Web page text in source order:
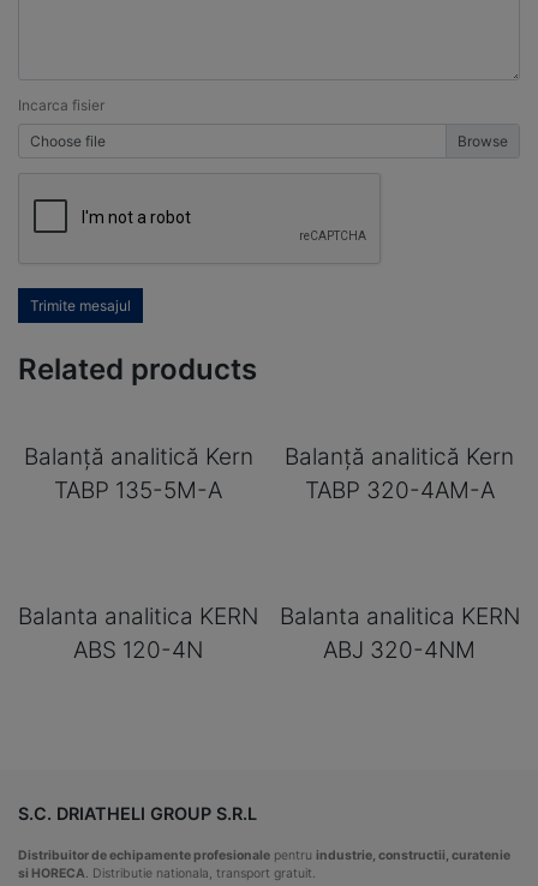
Incarca fisier
Choose file
Trimite mesajul
Related products
Balanță analitică Kern
TABP 135-5M-A
Balanță analitică Kern
TABP 320-4AM-A
Balanta analitica KERN
ABS 120-4N
Balanta analitica KERN
ABJ 320-4NM
S.C. DRIATHELI GROUP S.R.L
Distribuitor de echipamente profesionale pentru industrie, constructii, curatenie
si HORECA. Distributie nationala, transport gratuit.